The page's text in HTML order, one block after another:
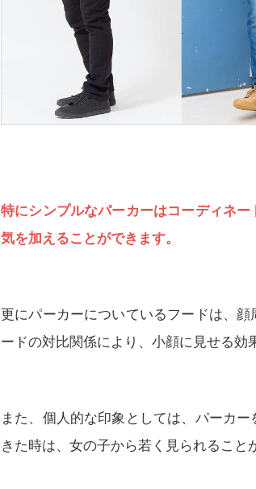
特にシンプルなパーカーはコーディネ
気を加えることができます。
更にパーカーについているフードは、
ードの対比関係により、小顔に見せる効
また、個人的な印象としては、パーカ
きた時は、女の子から若く見られること